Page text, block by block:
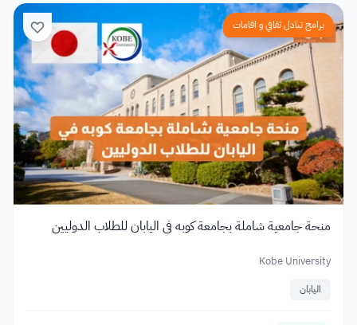
برامج تبادل ثقافي و اقامات
منحة جامعية شاملة بجامعة كوبه في اليابان للطلاب الدوليين
Kobe University
اليابان